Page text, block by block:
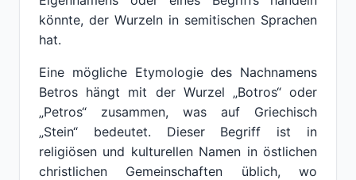
könnte, der Wurzeln in semitischen Sprachen
hat.
Eine mögliche Etymologie des Nachnamens
Betros hängt mit der Wurzel „Botros“ oder
„Petros“ zusammen, was auf Griechisch
„Stein“ bedeutet. Dieser Begriff ist in
religiösen und kulturellen Namen in östlichen
christlichen Gemeinschaften üblich, wo